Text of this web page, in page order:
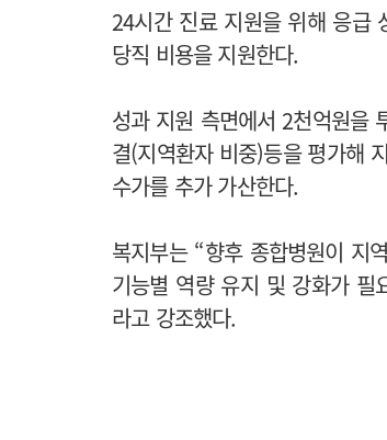
24시간 진료 지원을 위해 응급
당직 비용을 지원한다.
성과 지원 측면에서 2천억원을
결(지역환자 비중)등을 평가해
수가를 추가 가산한다.
복지부는 “향후 종합병원이 지
기능별 역량 유지 및 강화가 필
라고 강조했다.